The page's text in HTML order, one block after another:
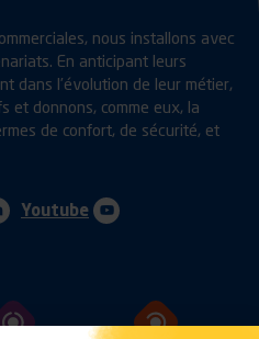
nous installons avec
En anticipant leurs
dans l’évolution de leur métier,
et donnons, comme eux, la
de confort, de sécurité, et
Youtube